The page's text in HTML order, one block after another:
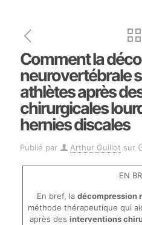
Comment la
neurovertébrale
athlètes après
chirurgicales
hernies discales
Publié par Arthur Guillot sur
EN
En bref, ladécompression
méthode thérapeutique qui
après des interventions